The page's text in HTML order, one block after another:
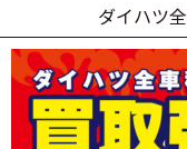
ダイハツ